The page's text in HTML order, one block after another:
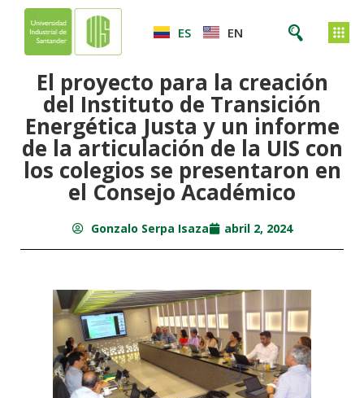
ES EN
El proyecto para la creación
del Instituto de Transición
Energética Justa y un informe
de la articulación de la UIS con
los colegios se presentaron en
el Consejo Académico
Gonzalo Serpa Isaza abril 2, 2024